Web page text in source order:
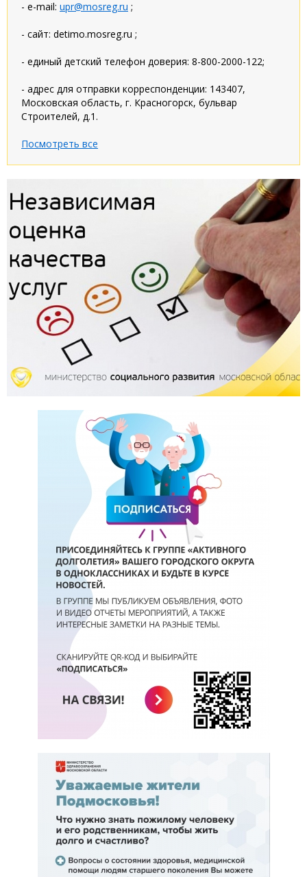
- e-mail: upr@mosreg.ru ;
- сайт: detimo.mosreg.ru ;
- единый детский телефон доверия: 8-800-2000-122;
- адрес для отправки корреспонденции: 143407,
Московская область, г. Красногорск, бульвар
Строителей, д.1.
Посмотреть все